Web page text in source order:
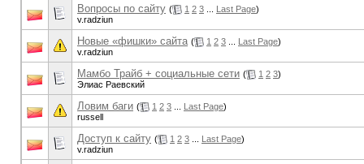
Вопросы по сайту ( 1 2 3 Last Page)
v.radziun
Новые «фишки» сайта ( 1 2 3 Last Page)
v.radziun
Мамбо Трайб + социальные сети ( 1 2 3)
Элиас Раевский
Ловим баги ( 1 2 3 Last Page)
russell
Доступ к сайту ( 1 2 3 Last Page)
v.radziun